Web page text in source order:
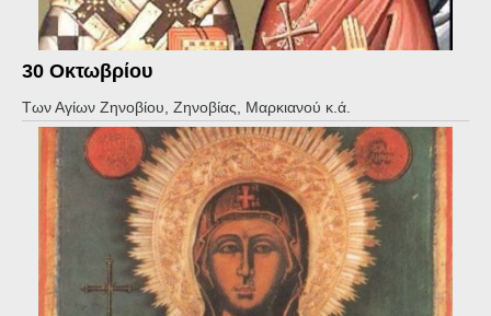
30 Οκτωβρίου
Των Αγίων Ζηνοβίου, Ζηνοβίας, Μαρκιανού κ.ά.